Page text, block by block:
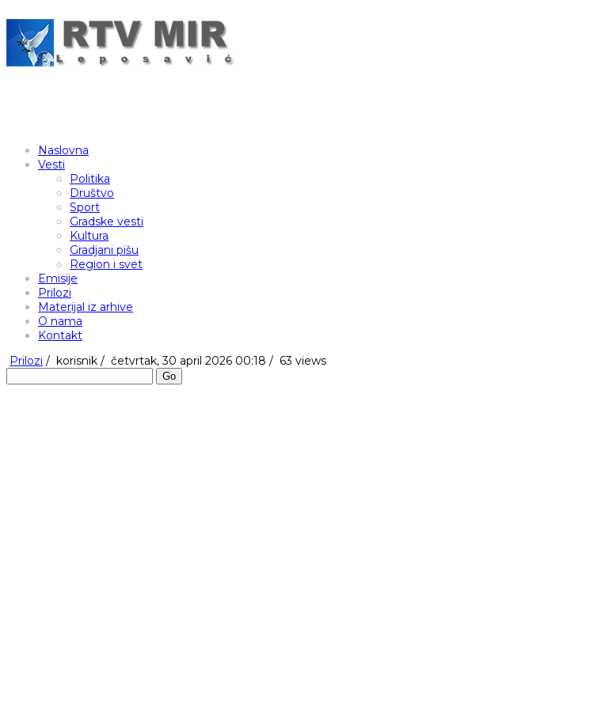
Naslovna
Vesti
Politika
Društvo
Sport
Gradske vesti
Kultura
Gradjani pišu
Region i svet
Emisije
Prilozi
Materijal iz arhive
O nama
Kontakt
Prilozi / korisnik / četvrtak, 30 april 2026 00:18 / 63 views
Go